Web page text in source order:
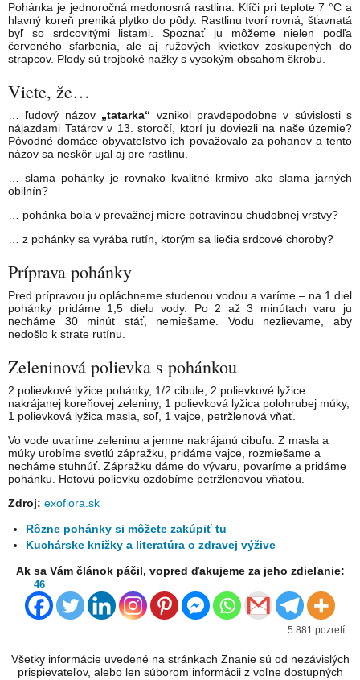
Pohánka je jednoročná medonosná rastlina. Klíči pri teplote 7 °C a
hlavný koreň preniká plytko do pôdy. Rastlinu tvorí rovná, šťavnatá
byľ so srdcovitými listami. Spoznať ju môžeme nielen podľa
červeného sfarbenia, ale aj ružových kvietkov zoskupených do
strapcov. Plody sú trojboké nažky s vysokým obsahom škrobu.
Viete, že…
… ľudový názov „tatarka“ vznikol pravdepodobne v súvislosti s
nájazdami Tatárov v 13. storočí, ktorí ju doviezli na naše územie?
Pôvodné domáce obyvateľstvo ich považovalo za pohanov a tento
názov sa neskôr ujal aj pre rastlinu.
… slama pohánky je rovnako kvalitné krmivo ako slama jarných
obilnín?
… pohánka bola v prevažnej miere potravinou chudobnej vrstvy?
… z pohánky sa vyrába rutín, ktorým sa liečia srdcové choroby?
Príprava pohánky
Pred prípravou ju opláchneme studenou vodou a varíme – na 1 diel
pohánky pridáme 1,5 dielu vody. Po 2 až 3 minútach varu ju
necháme 30 minút stáť, nemiešame. Vodu nezlievame, aby
nedošlo k strate rutínu.
Zeleninová polievka s pohánkou
2 polievkové lyžice pohánky, 1/2 cibule, 2 polievkové lyžice
nakrájanej koreňovej zeleniny, 1 polievková lyžica polohrubej múky,
1 polievková lyžica masla, soľ, 1 vajce, petržlenová vňať.
Vo vode uvaríme zeleninu a jemne nakrájanú cibuľu. Z masla a
múky urobíme svetlú zápražku, pridáme vajce, rozmiešame a
necháme stuhnúť. Zápražku dáme do vývaru, povaríme a pridáme
pohánku. Hotovú polievku ozdobíme petržlenovou vňaťou.
Zdroj: exoflora.sk
Rôzne pohánky si môžete zakúpiť tu
Kuchárske knižky a literatúra o zdravej výžive
Ak sa Vám článok páčil, vopred ďakujeme za jeho zdieľanie:
46
5 881 pozretí
Všetky informácie uvedené na stránkach Znanie sú od nezávislých
prispievateľov, alebo len súborom informácii z voľne dostupných